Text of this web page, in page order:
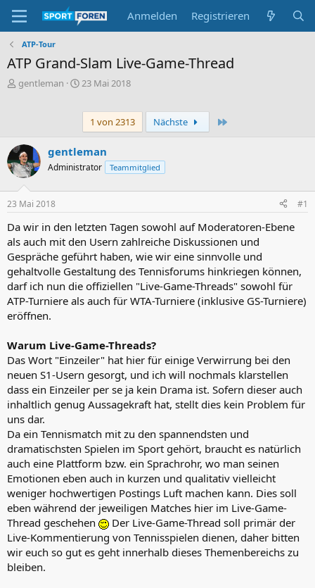
Anmelden Registrieren
ATP-Tour
ATP Grand-Slam Live-Game-Thread
E
l
l
e
gentleman
E
e
l
t
23 Mai 2018
1 von 2313 Nächste
gentleman
Administrator Teammitglied
23 Mai 2018 #1
Da wir in den letzten Tagen sowohl auf Moderatoren-Ebene
als auch mit den Usern zahlreiche Diskussionen und
Gespräche geführt haben, wie wir eine sinnvolle und
gehaltvolle Gestaltung des Tennisforums hinkriegen können,
darf ich nun die offiziellen "Live-Game-Threads" sowohl für
ATP-Turniere als auch für WTA-Turniere (inklusive GS-Turniere)
eröffnen.
Warum Live-Game-Threads?
Das Wort "Einzeiler" hat hier für einige Verwirrung bei den
neuen S1-Usern gesorgt, und ich will nochmals klarstellen
dass ein Einzeiler per se ja kein Drama ist. Sofern dieser auch
inhaltlich genug Aussagekraft hat, stellt dies kein Problem für
uns dar.
Da ein Tennismatch mit zu den spannendsten und
dramatischsten Spielen im Sport gehört, braucht es natürlich
auch eine Plattform bzw. ein Sprachrohr, wo man seinen
Emotionen eben auch in kurzen und qualitativ vielleicht
weniger hochwertigen Postings Luft machen kann. Dies soll
eben während der jeweiligen Matches hier im Live-Game-
Thread geschehen
Der Live-Game-Thread soll primär der
Live-Kommentierung von Tennisspielen dienen, daher bitten
wir euch so gut es geht innerhalb dieses Themenbereichs zu
bleiben.